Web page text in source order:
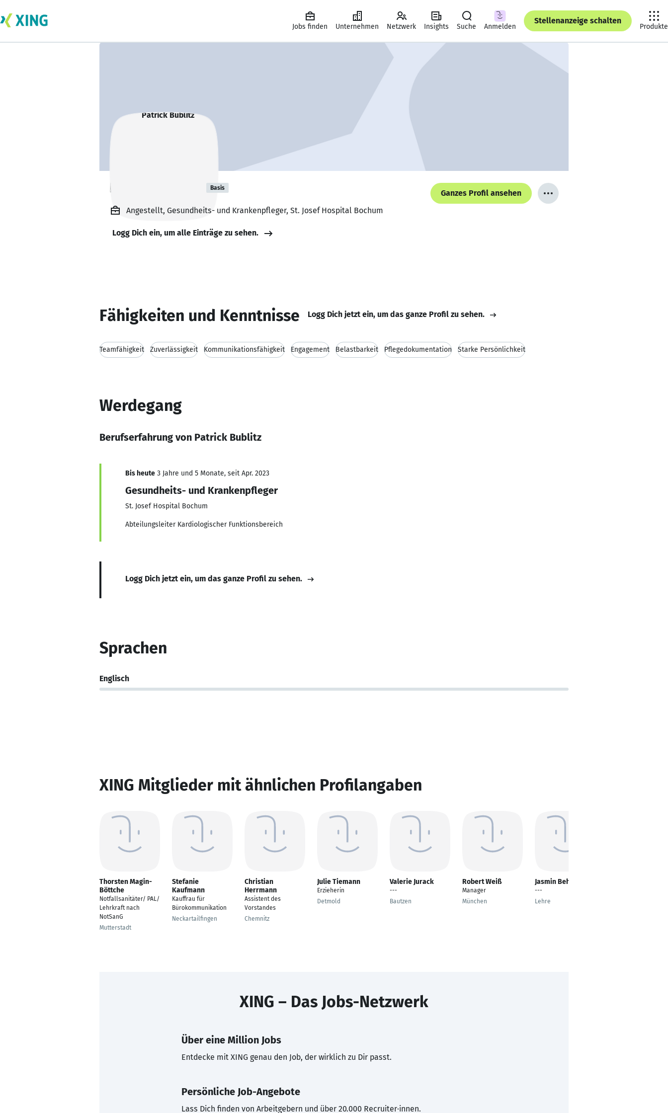
Jobs finden Unternehmen Netzwerk Insights Suche Anmelden
Stellenanzeige schalten
Produkte
Patrick Bublitz Basis
Ganzes Profil ansehen
Angestellt, Gesundheits- und Krankenpfleger, St. Josef Hospital Bochum
Logg Dich ein, um alle Einträge zu sehen.
Fähigkeiten und Kenntnisse Logg Dich jetzt ein, um das ganze Profil zu sehen.
Teamfähigkeit Zuverlässigkeit Kommunikationsfähigkeit Engagement Belastbarkeit Pflegedokumentation Starke Persönlichkeit
Werdegang
Berufserfahrung von Patrick Bublitz
Bis heute 3 Jahre und 5 Monate, seit Apr. 2023
Gesundheits- und Krankenpfleger
St. Josef Hospital Bochum
Abteilungsleiter Kardiologischer Funktionsbereich
Logg Dich jetzt ein, um das ganze Profil zu sehen.
Sprachen
Englisch
XING Mitglieder mit ähnlichen Profilangaben
Thorsten Magin-
Böttche
Notfallsanitäter/ PAL/
Lehrkraft nach
NotSanG
Mutterstadt
Stefanie
Kaufmann
Kauffrau für
Bürokommunikation
Neckartailfingen
Christian
Herrmann
Assistent des
Vorstandes
Chemnitz
Julie Tiemann
Erzieherin
Detmold
Valerie Jurack
---
Bautzen
Robert Weiß
Manager
München
Jasmin Behnke
---
Lehre
XING – Das Jobs-Netzwerk
Über eine Million Jobs
Entdecke mit XING genau den Job, der wirklich zu Dir passt.
Persönliche Job-Angebote
Lass Dich finden von Arbeitgebern und über 20.000 Recruiter·innen.